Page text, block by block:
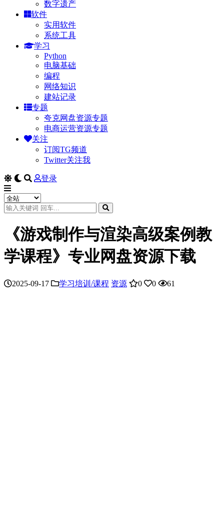
数字遗产
软件
实用软件
系统工具
学习
Python
电脑基础
编程
网络知识
建站记录
专题
夸克网盘资源专题
电商运营资源专题
关注
订阅TG频道
Twitter关注我
登录
《游戏制作与渲染高级案例教
学课程》专业网盘资源下载
2025-09-17 学习培训/课程 资源 0 0 61